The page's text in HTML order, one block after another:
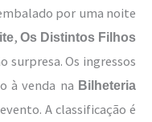
por uma noite
, Os Distintos Filhos
surpresa. Os ingressos
à venda na Bilheteria
A classificação é